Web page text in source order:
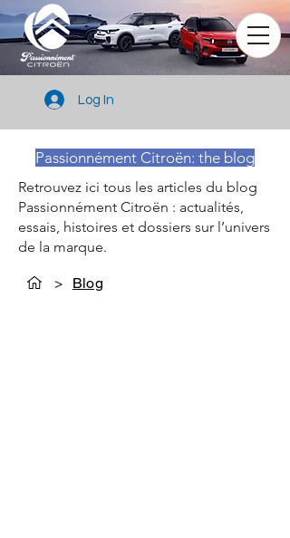
Log In
Passionnément Citroën: the blog
Retrouvez ici tous les articles du blog
Passionnément Citroën : actualités,
essais, histoires et dossiers sur l’univers
de la marque.
> Blog